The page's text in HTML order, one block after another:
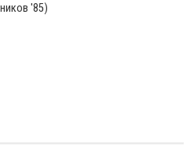
'85)